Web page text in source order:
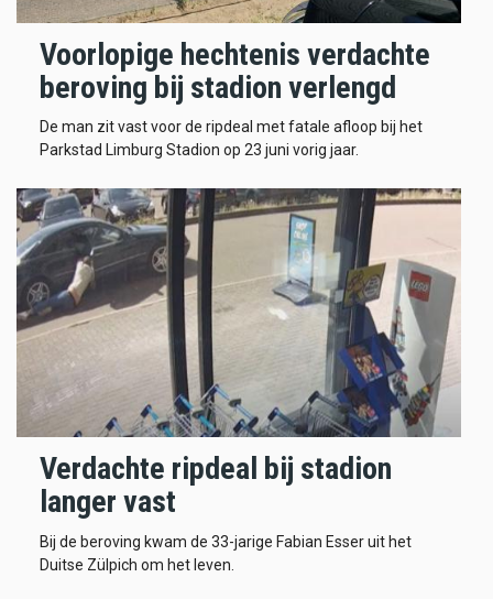
Voorlopige hechtenis verdachte
beroving bij stadion verlengd
De man zit vast voor de ripdeal met fatale afloop bij het
Parkstad Limburg Stadion op 23 juni vorig jaar.
Verdachte ripdeal bij stadion
langer vast
Bij de beroving kwam de 33-jarige Fabian Esser uit het
Duitse Zülpich om het leven.